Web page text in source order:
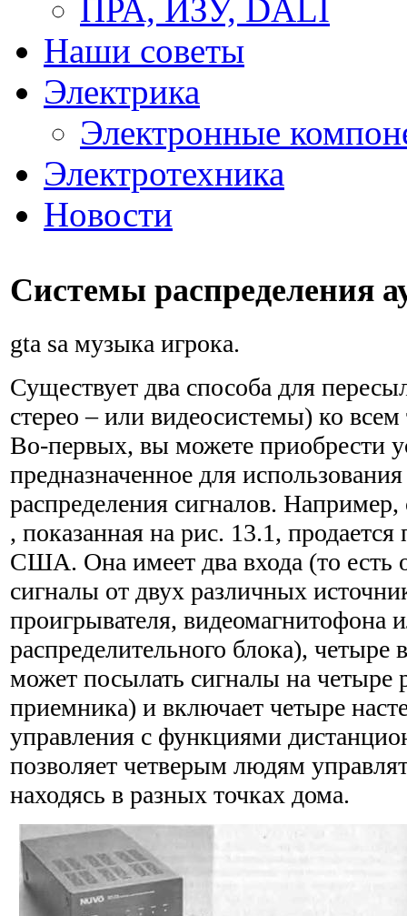
ПРА, ИЗУ, DALI
Наши советы
Электрика
Электронные
Электротехника
Новости
Системы распределения
gta sa музыка игрока.
Существует два способа для
стерео – или видеосистемы) ко
Во-первых, вы можете приобрести
предназначенное для
распределения сигналов.
, показанная на рис. 13.1,
США. Она имеет два входа (то есть
сигналы от двух различных
проигрывателя, видеомагнитофона
распределительного блока), четыре
может посылать сигналы на четыре
приемника) и включает четыре
управления с функциями
позволяет четверым людям
находясь в разных точках дома.